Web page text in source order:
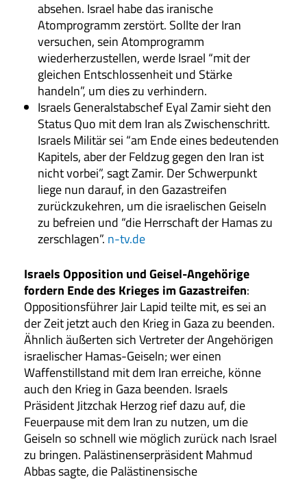
absehen. Israel habe das iranische
Atomprogramm zerstört. Sollte der Iran
versuchen, sein Atomprogramm
wiederherzustellen, werde Israel “mit der
gleichen Entschlossenheit und Stärke
handeln”, um dies zu verhindern.
Israels Generalstabschef Eyal Zamir sieht den
Status Quo mit dem Iran als Zwischenschritt.
Israels Militär sei “am Ende eines bedeutenden
Kapitels, aber der Feldzug gegen den Iran ist
nicht vorbei”, sagt Zamir. Der Schwerpunkt
liege nun darauf, in den Gazastreifen
zurückzukehren, um die israelischen Geiseln
zu befreien und “die Herrschaft der Hamas zu
zerschlagen”. n-tv.de
Israels Opposition und Geisel-Angehörige
fordern Ende des Krieges im Gazastreifen:
Oppositionsführer Jair Lapid teilte mit, es sei an
der Zeit jetzt auch den Krieg in Gaza zu beenden.
Ähnlich äußerten sich Vertreter der Angehörigen
israelischer Hamas-Geiseln; wer einen
Waffenstillstand mit dem Iran erreiche, könne
auch den Krieg in Gaza beenden. Israels
Präsident Jitzchak Herzog rief dazu auf, die
Feuerpause mit dem Iran zu nutzen, um die
Geiseln so schnell wie möglich zurück nach Israel
zu bringen. Palästinenserpräsident Mahmud
Abbas sagte, die Palästinensische